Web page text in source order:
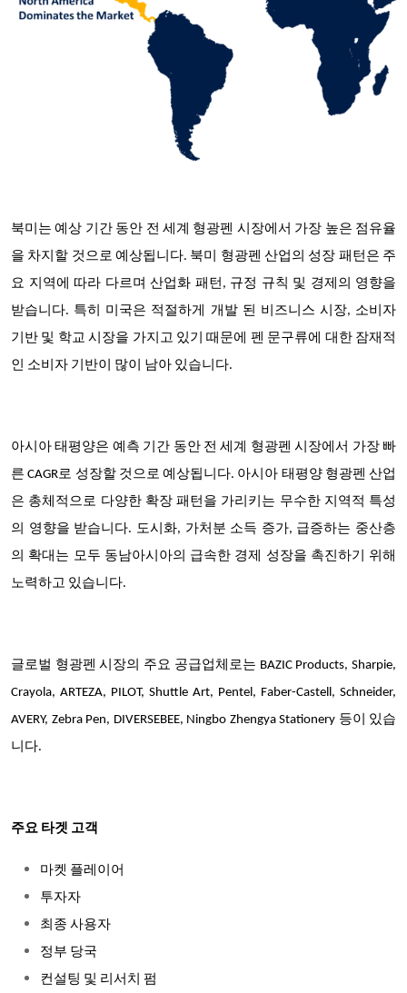
북미는 예상 기간 동안 전 세계 형광펜 시장에서 가장 높은 점유율
을 차지할 것으로 예상됩니다. 북미 형광펜 산업의 성장 패턴은 주
요 지역에 따라 다르며 산업화 패턴, 규정 규칙 및 경제의 영향을
받습니다. 특히 미국은 적절하게 개발 된 비즈니스 시장, 소비자
기반 및 학교 시장을 가지고 있기 때문에 펜 문구류에 대한 잠재적
인 소비자 기반이 많이 남아 있습니다.
아시아 태평양은 예측 기간 동안 전 세계 형광펜 시장에서 가장 빠
른 CAGR로 성장할 것으로 예상됩니다. 아시아 태평양 형광펜 산업
은 총체적으로 다양한 확장 패턴을 가리키는 무수한 지역적 특성
의 영향을 받습니다. 도시화, 가처분 소득 증가, 급증하는 중산층
의 확대는 모두 동남아시아의 급속한 경제 성장을 촉진하기 위해
노력하고 있습니다.
글로벌 형광펜 시장의 주요 공급업체로는 BAZIC Products, Sharpie,
Crayola, ARTEZA, PILOT, Shuttle Art, Pentel, Faber-Castell, Schneider,
AVERY, Zebra Pen, DIVERSEBEE, Ningbo Zhengya Stationery 등이 있습
니다.
주요 타겟 고객
마켓 플레이어
투자자
최종 사용자
정부 당국
컨설팅 및 리서치 펌